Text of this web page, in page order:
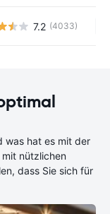
7.2 (4033)
was hat es mit der
mit nützlichen
dass Sie sich für